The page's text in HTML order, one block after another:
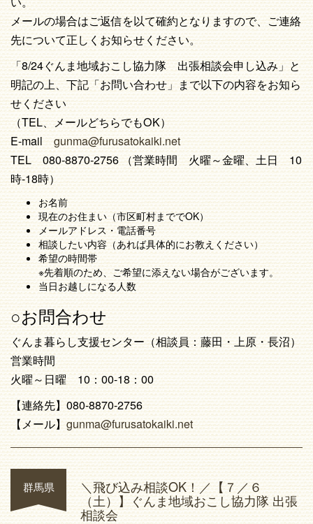
メールの場合はご返信を以て確約となりますので、ご連絡
先について正しくお知らせください。
「8/24ぐんま地域おこし協力隊 出張相談会申し込み」と
明記の上、下記「お問い合わせ」まで以下の内容をお知ら
せください
（TEL、メールどちらでもOK）
E-mailgunma@furusatokaiki.net
TEL 080-8870-2756 （営業時間 火曜～金曜、土日 10
時-18時）
お名前
現在のお住まい（市区町村まででOK）
メールアドレス・電話番号
相談したい内容（あれば具体的にお教えください）
希望の時間帯
※先着順のため、ご希望に添えない場合がございます。
当日お越しになる人数
○お問合わせ
ぐんま暮らし支援センター（相談員：藤田・上原・長沼）
営業時間
火曜～日曜 10：00-18：00
【連絡先】080-8870-2756
【メール】gunma@furusatokaiki.net
群馬県 ＼飛び込み相談OK！／【７／６
（土）】ぐんま地域おこし協力隊 出張
相談会